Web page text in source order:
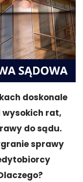
doskonale
wysokich rat,
do sądu.
sprawy